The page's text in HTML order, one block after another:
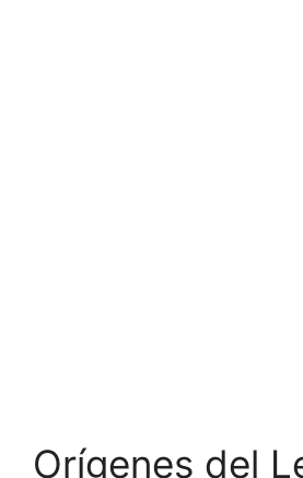
Orígenes del